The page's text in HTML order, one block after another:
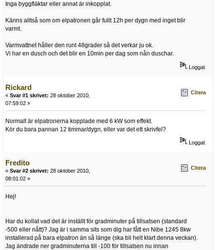
Inga byggfläktar eller annat är inkopplat.
Känns alltså som om elpatronen går fullt 12h per dygn med inget blir
varmt.
Varmvattnet håller den runt 48grader så det verkar ju ok.
Vi har en dusch och det blir en 10min per dag som nån duschar.
Loggat
Rickard
« Svar #1 skrivet: 28 oktober 2010,
07:59:02 »
Citera
Normalt är elpatronerna kopplade med 6 kW som effekt.
Kör du bara pannan 12 timmar/dygn, eller var det ett skrivfel?
Loggat
Fredito
« Svar #2 skrivet: 28 oktober 2010,
08:01:02 »
Citera
Hej!
Har du kollat vad det är inställt för gradminuter på tillsatsen (standard
-500 eller nått)? Jag är i samma sits som dig har fått en Nibe 1245 8kw
installerad på bara elpatron än så länge (ska bli helt klart denna veckan).
Jag ändrade ner gradminuterna till -100 för tillsatsen nu innan